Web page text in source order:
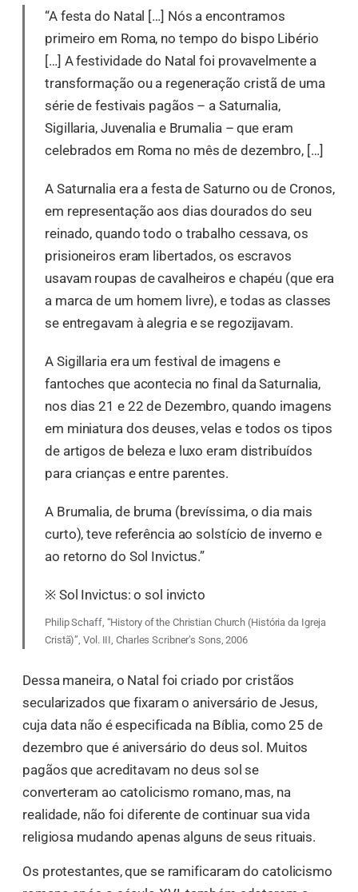
“A festa do Natal […] Nós a encontramos
primeiro em Roma, no tempo do bispo Libério
[…] A festividade do Natal foi provavelmente a
transformação ou a regeneração cristã de uma
série de festivais pagãos – a Saturnalia,
Sigillaria, Juvenalia e Brumalia – que eram
celebrados em Roma no mês de dezembro, […]
A Saturnalia era a festa de Saturno ou de Cronos,
em representação aos dias dourados do seu
reinado, quando todo o trabalho cessava, os
prisioneiros eram libertados, os escravos
usavam roupas de cavalheiros e chapéu (que era
a marca de um homem livre), e todas as classes
se entregavam à alegria e se regozijavam.
A Sigillaria era um festival de imagens e
fantoches que acontecia no final da Saturnalia,
nos dias 21 e 22 de Dezembro, quando imagens
em miniatura dos deuses, velas e todos os tipos
de artigos de beleza e luxo eram distribuídos
para crianças e entre parentes.
A Brumalia, de bruma (brevíssima, o dia mais
curto), teve referência ao solstício de inverno e
ao retorno do Sol Invictus.”
※ Sol Invictus: o sol invicto
Philip Schaff, “History of the Christian Church (História da Igreja
Cristã)”, Vol. III, Charles Scribner’s Sons, 2006
Dessa maneira, o Natal foi criado por cristãos
secularizados que fixaram o aniversário de Jesus,
cuja data não é especificada na Bíblia, como 25 de
dezembro que é aniversário do deus sol. Muitos
pagãos que acreditavam no deus sol se
converteram ao catolicismo romano, mas, na
realidade, não foi diferente de continuar sua vida
religiosa mudando apenas alguns de seus rituais.
Os protestantes, que se ramificaram do catolicismo